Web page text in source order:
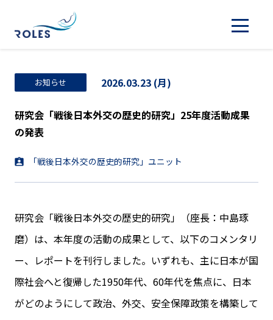
お知らせ 2026.03.23 (月)
研究会「戦後日本外交の歴史的研究」25年度活動成果
の発表
「戦後日本外交の歴史的研究」ユニット
研究会「戦後日本外交の歴史的研究」（座長：中島琢
磨）は、本年度の活動の成果として、以下のコメンタリ
ー、レポートを刊行しました。いずれも、主に日本が国
際社会へと復帰した1950年代、60年代を焦点に、日本
がどのようにして政治、外交、安全保障政策を構築して